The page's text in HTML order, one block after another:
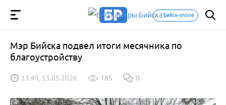
Бийск-online
Мэр Бийска подвел итоги месячника по
благоустройству
13:49, 13.05.2026 185 0